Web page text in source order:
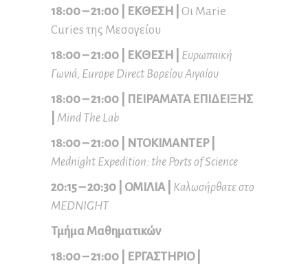
18:00 – 21:00 | ΕΚΘΕΣΗ | Οι Marie
Curies της Μεσογείου
18:00 – 21:00 | ΕΚΘΕΣΗ | Ευρωπαϊκή
Γωνιά, Europe Direct Βορείου Αιγαίου
18:00 – 21:00 |
ΠΕΙΡΑΜΑΤΑ ΕΠΙΔΕΙΞΗΣ
Mind The Lab
18:00 – 21:00 |
ΝΤΟΚΙΜΑΝΤΕΡ|
Mednight Expedition: the Ports of Science
20:15 – 20:30 | ΟΜΙΛΙΑ | Καλωσήρθατε στο
MEDNIGHT
Τμήμα Μαθηματικών
18:00 – 21:00 | ΕΡΓΑΣΤΗΡΙΟ |